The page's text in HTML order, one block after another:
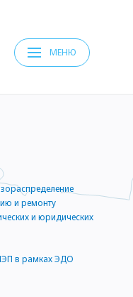
МЕНЮ
и ремонту
и юридических
в рамках ЭДО